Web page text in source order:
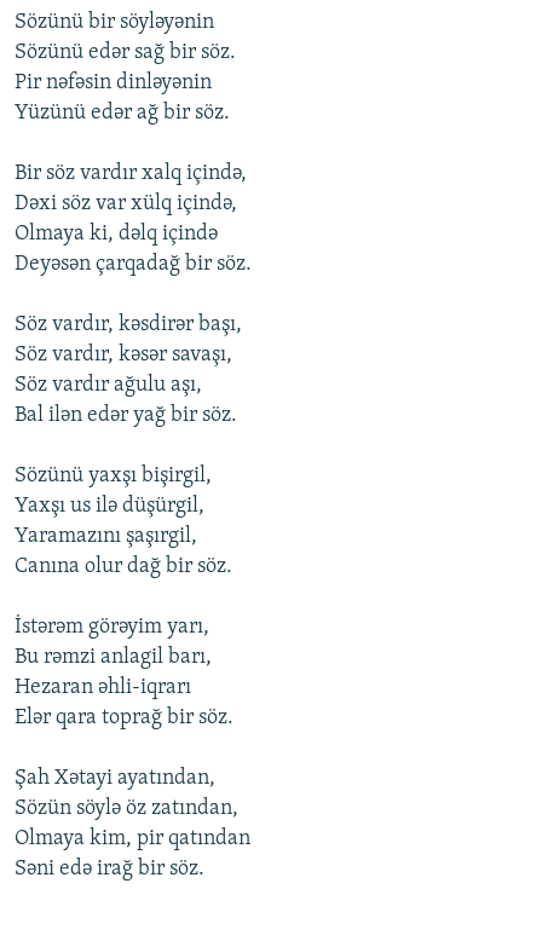
Sözünü bir söyləyənin
Sözünü edər sağ bir söz.
Pir nəfəsin dinləyənin
Yüzünü edər ağ bir söz.
Bir söz vardır xalq içində,
Dəxi söz var xülq içində,
Оlmaya ki, dəlq içində
Deyəsən çarqadağ bir söz.
Söz vardır, kəsdirər başı,
Söz vardır, kəsər savaşı,
Söz vardır ağulu aşı,
Bal ilən edər yağ bir söz.
Sözünü yaxşı bişirgil,
Yaxşı us ilə düşürgil,
Yaramazını şaşırgil,
Canına оlur dağ bir söz.
İstərəm görəyim yarı,
Bu rəmzi anlagil barı,
Hezaran əhli-iqrarı
Elər qara tоprağ bir söz.
Şah Xətayi ayatından,
Sözün söylə öz zatından,
Оlmaya kim, pir qatından
Səni edə irağ bir söz.